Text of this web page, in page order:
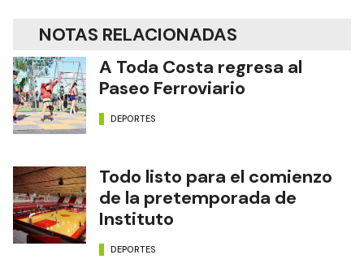
NOTAS RELACIONADAS
A Toda Costa regresa al
Paseo Ferroviario
DEPORTES
Todo listo para el comienzo
de la pretemporada de
Instituto
DEPORTES